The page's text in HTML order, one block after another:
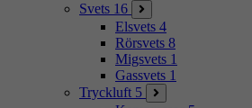
Svets 16
Elsvets 4
Rörsvets 8
Migsvets 1
Gassvets 1
Tryckluft 5